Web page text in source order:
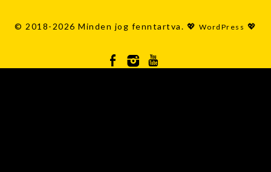
© 2018-2026 Minden jog fenntartva. 💖 WordPress 💖